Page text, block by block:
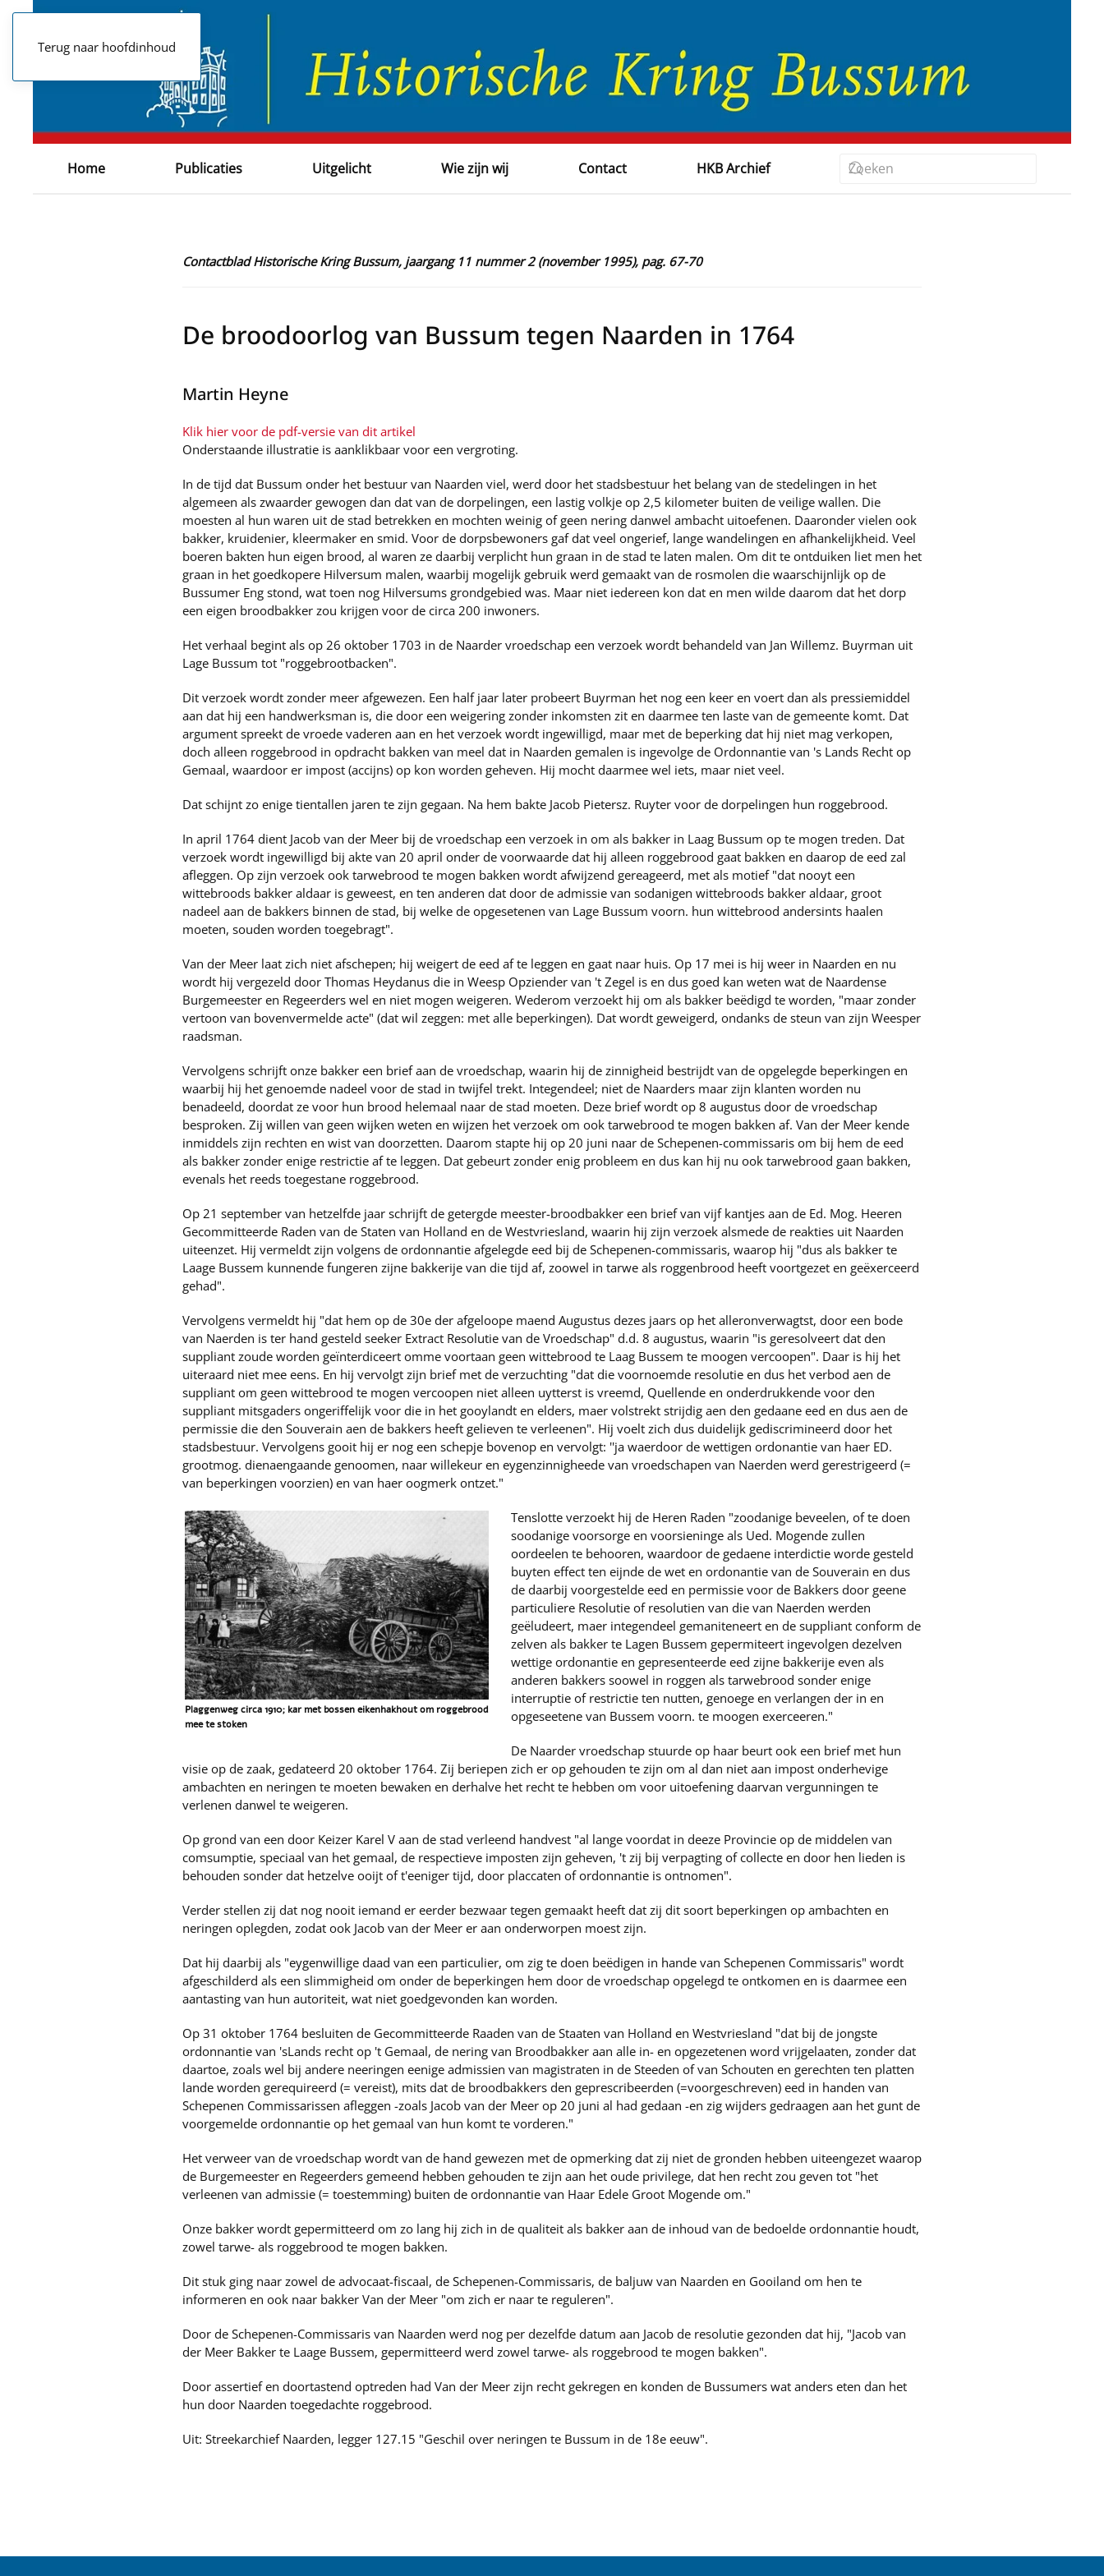
Terug naar hoofdinhoud
Home Publicaties Uitgelicht Wie zijn wij Contact HKB Archief
Contactblad Historische Kring Bussum, jaargang 11 nummer 2 (november 1995), pag. 67-70
De broodoorlog van Bussum tegen Naarden in 1764
Martin Heyne
Klik hier voor de pdf-versie van dit artikel
Onderstaande illustratie is aanklikbaar voor een vergroting.
In de tijd dat Bussum onder het bestuur van Naarden viel, werd door het stadsbestuur het belang van de stedelingen in het
algemeen als zwaarder gewogen dan dat van de dorpelingen, een lastig volkje op 2,5 kilometer buiten de veilige wallen. Die
moesten al hun waren uit de stad betrekken en mochten weinig of geen nering danwel ambacht uitoefenen. Daaronder vielen ook
bakker, kruidenier, kleermaker en smid. Voor de dorpsbewoners gaf dat veel ongerief, lange wandelingen en afhankelijkheid. Veel
boeren bakten hun eigen brood, al waren ze daarbij verplicht hun graan in de stad te laten malen. Om dit te ontduiken liet men het
graan in het goedkopere Hilversum malen, waarbij mogelijk gebruik werd gemaakt van de rosmolen die waarschijnlijk op de
Bussumer Eng stond, wat toen nog Hilversums grondgebied was. Maar niet iedereen kon dat en men wilde daarom dat het dorp
een eigen broodbakker zou krijgen voor de circa 200 inwoners.
Het verhaal begint als op 26 oktober 1703 in de Naarder vroedschap een verzoek wordt behandeld van Jan Willemz. Buyrman uit
Lage Bussum tot "roggebrootbacken".
Dit verzoek wordt zonder meer afgewezen. Een half jaar later probeert Buyrman het nog een keer en voert dan als pressiemiddel
aan dat hij een handwerksman is, die door een weigering zonder inkomsten zit en daarmee ten laste van de gemeente komt. Dat
argument spreekt de vroede vaderen aan en het verzoek wordt ingewilligd, maar met de beperking dat hij niet mag verkopen,
doch alleen roggebrood in opdracht bakken van meel dat in Naarden gemalen is ingevolge de Ordonnantie van 's Lands Recht op
Gemaal, waardoor er impost (accijns) op kon worden geheven. Hij mocht daarmee wel iets, maar niet veel.
Dat schijnt zo enige tientallen jaren te zijn gegaan. Na hem bakte Jacob Pietersz. Ruyter voor de dorpelingen hun roggebrood.
In april 1764 dient Jacob van der Meer bij de vroedschap een verzoek in om als bakker in Laag Bussum op te mogen treden. Dat
verzoek wordt ingewilligd bij akte van 20 april onder de voorwaarde dat hij alleen roggebrood gaat bakken en daarop de eed zal
afleggen. Op zijn verzoek ook tarwebrood te mogen bakken wordt afwijzend gereageerd, met als motief "dat nooyt een
wittebroods bakker aldaar is geweest, en ten anderen dat door de admissie van sodanigen wittebroods bakker aldaar, groot
nadeel aan de bakkers binnen de stad, bij welke de opgesetenen van Lage Bussum voorn. hun wittebrood andersints haalen
moeten, souden worden toegebragt".
Van der Meer laat zich niet afschepen; hij weigert de eed af te leggen en gaat naar huis. Op 17 mei is hij weer in Naarden en nu
wordt hij vergezeld door Thomas Heydanus die in Weesp Opziender van 't Zegel is en dus goed kan weten wat de Naardense
Burgemeester en Regeerders wel en niet mogen weigeren. Wederom verzoekt hij om als bakker beëdigd te worden, "maar zonder
vertoon van bovenvermelde acte" (dat wil zeggen: met alle beperkingen). Dat wordt geweigerd, ondanks de steun van zijn Weesper
raadsman.
Vervolgens schrijft onze bakker een brief aan de vroedschap, waarin hij de zinnigheid bestrijdt van de opgelegde beperkingen en
waarbij hij het genoemde nadeel voor de stad in twijfel trekt. Integendeel; niet de Naarders maar zijn klanten worden nu
benadeeld, doordat ze voor hun brood helemaal naar de stad moeten. Deze brief wordt op 8 augustus door de vroedschap
besproken. Zij willen van geen wijken weten en wijzen het verzoek om ook tarwebrood te mogen bakken af. Van der Meer kende
inmiddels zijn rechten en wist van doorzetten. Daarom stapte hij op 20 juni naar de Schepenen-commissaris om bij hem de eed
als bakker zonder enige restrictie af te leggen. Dat gebeurt zonder enig probleem en dus kan hij nu ook tarwebrood gaan bakken,
evenals het reeds toegestane roggebrood.
Op 21 september van hetzelfde jaar schrijft de getergde meester-broodbakker een brief van vijf kantjes aan de Ed. Mog. Heeren
Gecommitteerde Raden van de Staten van Holland en de Westvriesland, waarin hij zijn verzoek alsmede de reakties uit Naarden
uiteenzet. Hij vermeldt zijn volgens de ordonnantie afgelegde eed bij de Schepenen-commissaris, waarop hij "dus als bakker te
Laage Bussem kunnende fungeren zijne bakkerije van die tijd af, zoowel in tarwe als roggenbrood heeft voortgezet en geëxerceerd
gehad".
Vervolgens vermeldt hij "dat hem op de 30e der afgeloope maend Augustus dezes jaars op het alleronverwagtst, door een bode
van Naerden is ter hand gesteld seeker Extract Resolutie van de Vroedschap" d.d. 8 augustus, waarin "is geresolveert dat den
suppliant zoude worden geïnterdiceert omme voortaan geen wittebrood te Laag Bussem te moogen vercoopen". Daar is hij het
uiteraard niet mee eens. En hij vervolgt zijn brief met de verzuchting "dat die voornoemde resolutie en dus het verbod aen de
suppliant om geen wittebrood te mogen vercoopen niet alleen uytterst is vreemd, Quellende en onderdrukkende voor den
suppliant mitsgaders ongeriffelijk voor die in het gooylandt en elders, maer volstrekt strijdig aen den gedaane eed en dus aen de
permissie die den Souverain aen de bakkers heeft gelieven te verleenen". Hij voelt zich dus duidelijk gediscrimineerd door het
stadsbestuur. Vervolgens gooit hij er nog een schepje bovenop en vervolgt: ''ja waerdoor de wettigen ordonantie van haer ED.
grootmog. dienaengaande genoomen, naar willekeur en eygenzinnigheede van vroedschapen van Naerden werd gerestrigeerd (=
van beperkingen voorzien) en van haer oogmerk ontzet."
Plaggenweg circa 1910; kar met bossen eikenhakhout om roggebrood
mee te stoken
Tenslotte verzoekt hij de Heren Raden "zoodanige beveelen, of te doen
soodanige voorsorge en voorsieninge als Ued. Mogende zullen
oordeelen te behooren, waardoor de gedaene interdictie worde gesteld
buyten effect ten eijnde de wet en ordonantie van de Souverain en dus
de daarbij voorgestelde eed en permissie voor de Bakkers door geene
particuliere Resolutie of resolutien van die van Naerden werden
geëludeert, maer integendeel gemaniteneert en de suppliant conform de
zelven als bakker te Lagen Bussem gepermiteert ingevolgen dezelven
wettige ordonantie en gepresenteerde eed zijne bakkerije even als
anderen bakkers soowel in roggen als tarwebrood sonder enige
interruptie of restrictie ten nutten, genoege en verlangen der in en
opgeseetene van Bussem voorn. te moogen exerceeren."
De Naarder vroedschap stuurde op haar beurt ook een brief met hun
visie op de zaak, gedateerd 20 oktober 1764. Zij beriepen zich er op gehouden te zijn om al dan niet aan impost onderhevige
ambachten en neringen te moeten bewaken en derhalve het recht te hebben om voor uitoefening daarvan vergunningen te
verlenen danwel te weigeren.
Op grond van een door Keizer Karel V aan de stad verleend handvest "al lange voordat in deeze Provincie op de middelen van
comsumptie, speciaal van het gemaal, de respectieve imposten zijn geheven, 't zij bij verpagting of collecte en door hen lieden is
behouden sonder dat hetzelve ooijt of t'eeniger tijd, door placcaten of ordonnantie is ontnomen".
Verder stellen zij dat nog nooit iemand er eerder bezwaar tegen gemaakt heeft dat zij dit soort beperkingen op ambachten en
neringen oplegden, zodat ook Jacob van der Meer er aan onderworpen moest zijn.
Dat hij daarbij als "eygenwillige daad van een particulier, om zig te doen beëdigen in hande van Schepenen Commissaris" wordt
afgeschilderd als een slimmigheid om onder de beperkingen hem door de vroedschap opgelegd te ontkomen en is daarmee een
aantasting van hun autoriteit, wat niet goedgevonden kan worden.
Op 31 oktober 1764 besluiten de Gecommitteerde Raaden van de Staaten van Holland en Westvriesland "dat bij de jongste
ordonnantie van 'sLands recht op 't Gemaal, de nering van Broodbakker aan alle in- en opgezetenen word vrijgelaaten, zonder dat
daartoe, zoals wel bij andere neeringen eenige admissien van magistraten in de Steeden of van Schouten en gerechten ten platten
lande worden gerequireerd (= vereist), mits dat de broodbakkers den geprescribeerden (=voorgeschreven) eed in handen van
Schepenen Commissarissen afleggen -zoals Jacob van der Meer op 20 juni al had gedaan -en zig wijders gedraagen aan het gunt de
voorgemelde ordonnantie op het gemaal van hun komt te vorderen."
Het verweer van de vroedschap wordt van de hand gewezen met de opmerking dat zij niet de gronden hebben uiteengezet waarop
de Burgemeester en Regeerders gemeend hebben gehouden te zijn aan het oude privilege, dat hen recht zou geven tot "het
verleenen van admissie (= toestemming) buiten de ordonnantie van Haar Edele Groot Mogende om."
Onze bakker wordt gepermitteerd om zo lang hij zich in de qualiteit als bakker aan de inhoud van de bedoelde ordonnantie houdt,
zowel tarwe- als roggebrood te mogen bakken.
Dit stuk ging naar zowel de advocaat-fiscaal, de Schepenen-Commissaris, de baljuw van Naarden en Gooiland om hen te
informeren en ook naar bakker Van der Meer "om zich er naar te reguleren".
Door de Schepenen-Commissaris van Naarden werd nog per dezelfde datum aan Jacob de resolutie gezonden dat hij, "Jacob van
der Meer Bakker te Laage Bussem, gepermitteerd werd zowel tarwe- als roggebrood te mogen bakken".
Door assertief en doortastend optreden had Van der Meer zijn recht gekregen en konden de Bussumers wat anders eten dan het
hun door Naarden toegedachte roggebrood.
Uit: Streekarchief Naarden, legger 127.15 "Geschil over neringen te Bussum in de 18e eeuw".